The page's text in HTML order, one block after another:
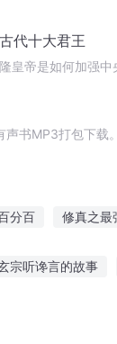
代十大君王
皇帝是如何加强中
书MP3打包下载。
分百 修真之最
宗听谗言的故事